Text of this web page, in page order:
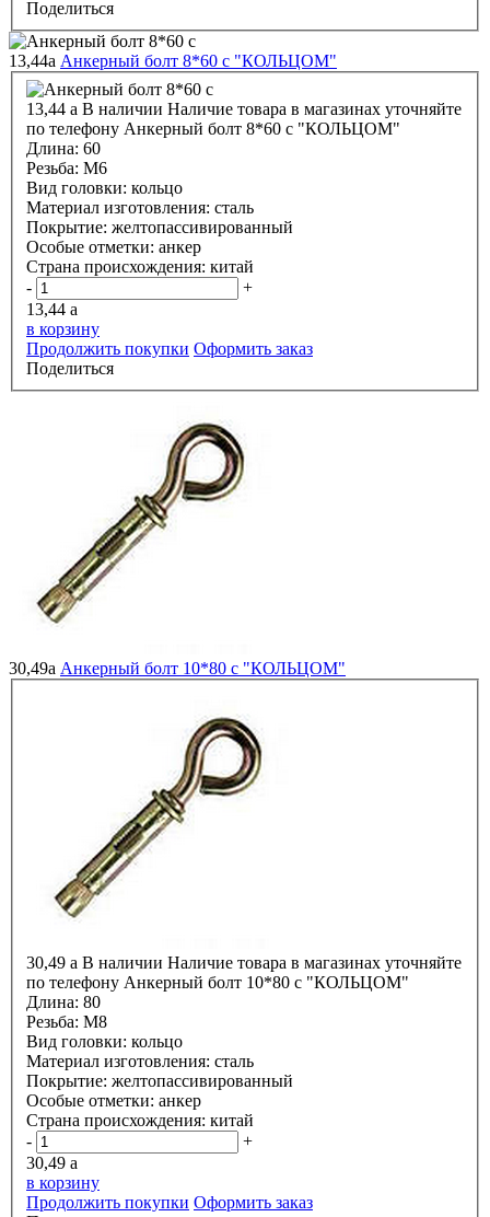
Поделиться
13,44a Анкерный болт 8*60 с "КОЛЬЦОМ"
13,44 a В наличии Наличие товара в магазинах уточняйте
по телефону Анкерный болт 8*60 с "КОЛЬЦОМ"
Длина: 60
Резьба: М6
Вид головки: кольцо
Материал изготовления: сталь
Покрытие: желтопассивированный
Особые отметки: анкер
Страна происхождения: китай
-
+
13,44 a
в корзину
Продолжить покупки Оформить заказ
Поделиться
30,49a Анкерный болт 10*80 с "КОЛЬЦОМ"
30,49 a В наличии Наличие товара в магазинах уточняйте
по телефону Анкерный болт 10*80 с "КОЛЬЦОМ"
Длина: 80
Резьба: М8
Вид головки: кольцо
Материал изготовления: сталь
Покрытие: желтопассивированный
Особые отметки: анкер
Страна происхождения: китай
-
+
30,49 a
в корзину
Продолжить покупки Оформить заказ